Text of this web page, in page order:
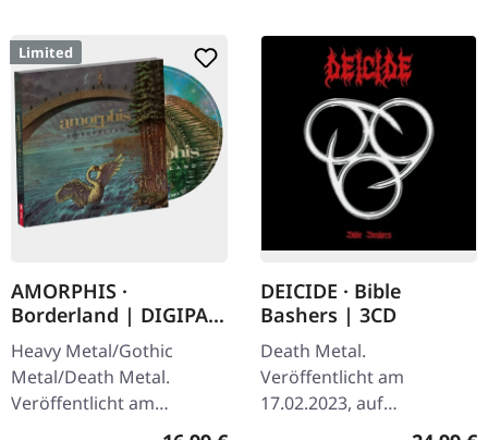
Limited
AMORPHIS ·
Borderland | DIGIPAK
CD
Heavy Metal/Gothic
Metal/Death Metal.
Veröffentlicht am
26.09.2025, auf Reigning
DEICIDE · Bible
Bashers | 3CD
Death Metal.
Veröffentlicht am
17.02.2023, auf
Dissonance Productions.